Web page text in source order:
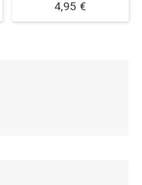
4,95 €